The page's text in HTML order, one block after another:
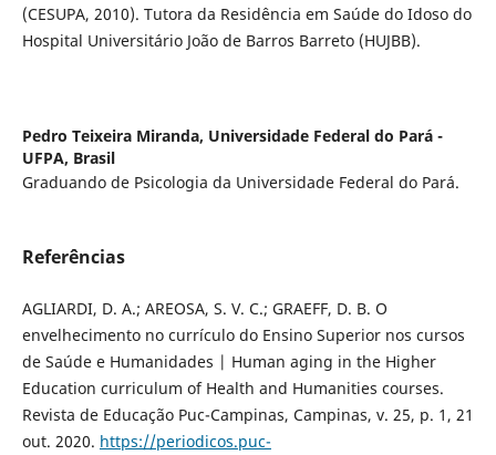
(CESUPA, 2010). Tutora da Residência em Saúde do Idoso do
Hospital Universitário João de Barros Barreto (HUJBB).
Pedro Teixeira Miranda, Universidade Federal do Pará -
UFPA, Brasil
Graduando de Psicologia da Universidade Federal do Pará.
Referências
AGLIARDI, D. A.; AREOSA, S. V. C.; GRAEFF, D. B. O
envelhecimento no currículo do Ensino Superior nos cursos
de Saúde e Humanidades | Human aging in the Higher
Education curriculum of Health and Humanities courses.
Revista de Educação Puc-Campinas, Campinas, v. 25, p. 1, 21
out. 2020. https://periodicos.puc-